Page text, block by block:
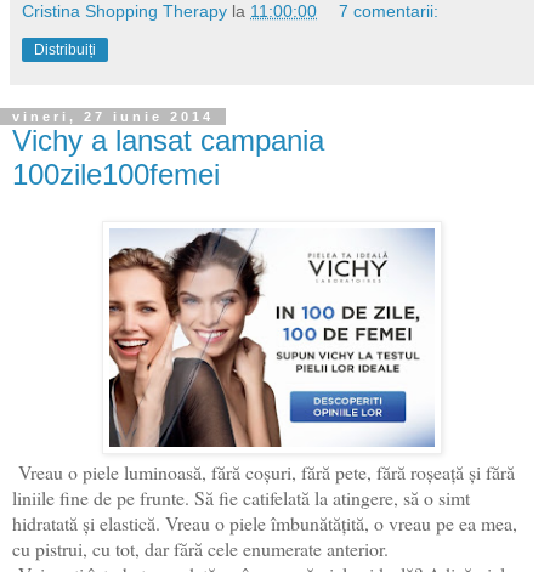
Cristina Shopping Therapy la 11:00:00 7 comentarii:
Distribuiți
vineri, 27 iunie 2014
Vichy a lansat campania
100zile100femei
Vreau o piele luminoasă, fără coșuri, fără pete, fără roșeață și fără
liniile fine de pe frunte. Să fie catifelată la atingere, să o simt
hidratată și elastică. Vreau o piele îmbunătățită, o vreau pe ea mea,
cu pistrui, cu tot, dar fără cele enumerate anterior.